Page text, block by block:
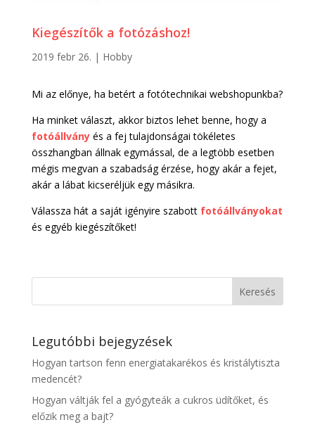
Kiegészítők a fotózáshoz!
2019 febr 26. | Hobby
Mi az előnye, ha betért a fotótechnikai webshopunkba?
Ha minket választ, akkor biztos lehet benne, hogy a
fotóállványés a fej tulajdonságai tökéletes
összhangban állnak egymással, de a legtöbb esetben
mégis megvan a szabadság érzése, hogy akár a fejet,
akár a lábat kicseréljük egy másikra.
Válassza hát a saját igényire szabott fotóállványokat
és egyéb kiegészítőket!
Legutóbbi bejegyzések
Hogyan tartson fenn energiatakarékos és kristálytiszta
medencét?
Hogyan váltják fel a gyógyteák a cukros üdítőket, és
előzik meg a bajt?